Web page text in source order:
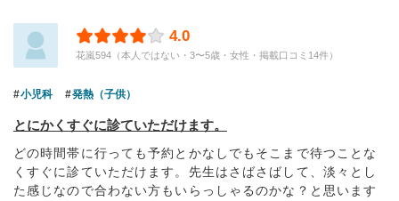
4.0
花嵐594（本人ではない・3〜5歳・女性・掲載口コミ14件）
小児科 発熱（子供）
とにかくすぐに診ていただけます。
どの時間帯に行っても予約とかなしでもそこまで待つことな
くすぐに診ていただけます。先生はさばさばして、淡々とし
た感じなので合わない方もいらっしゃるのかな？と思います